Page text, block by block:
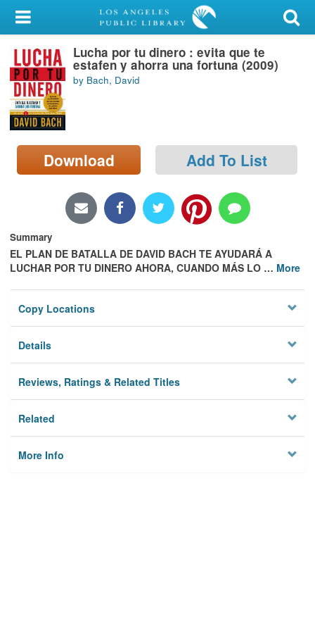
My Account
Library Card
Sign In
Search
Locations/Hours (external
page)
Lucha por tu dinero : evita que te
estafen y ahorra una fortuna (2009)
by Bach, David
Download Add To List
Summary
EL PLAN DE BATALLA DE DAVID BACH TE AYUDARÁ A
LUCHAR POR TU DINERO AHORA, CUANDO MÁS LO … More
Copy Locations
Details
Reviews, Ratings & Related Titles
Related
More Info